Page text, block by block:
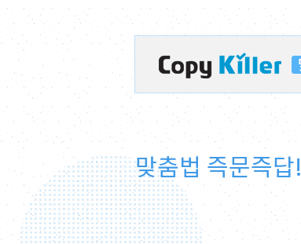
맞춤법 즉문즉답!